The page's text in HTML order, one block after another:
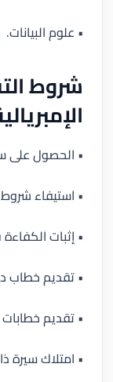
• علوم البيانات.
شروط
• الحصول على
• استيفاء
• إثبات الكفاءة
• تقديم خطاب
• تقديم
• امتلاك سيرة